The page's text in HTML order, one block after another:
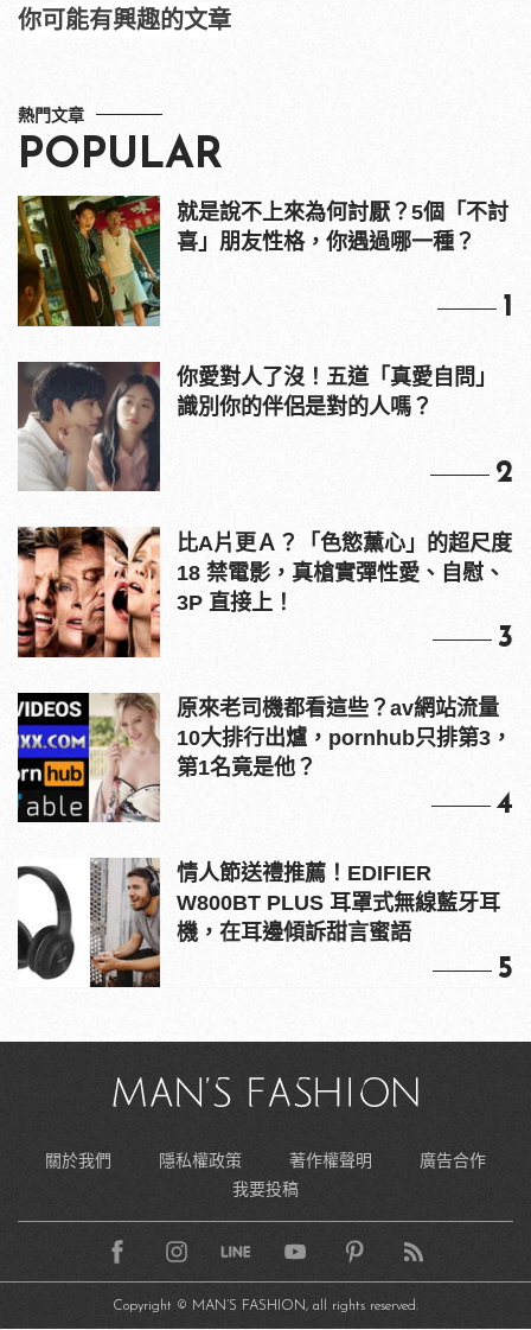
你可能有興趣的文章
熱門文章
POPULAR
就是說不上來為何討厭？5個「不討
喜」朋友性格，你遇過哪一種？
1
你愛對人了沒！五道「真愛自問」
識別你的伴侶是對的人嗎？
2
比A片更Ａ？「色慾薰心」的超尺度
18 禁電影，真槍實彈性愛、自慰、
3P 直接上！
3
原來老司機都看這些？av網站流量
10大排行出爐，pornhub只排第3，
第1名竟是他？
4
情人節送禮推薦！EDIFIER
W800BT PLUS 耳罩式無線藍牙耳
機，在耳邊傾訴甜言蜜語
5
關於我們 隱私權政策 著作權聲明
廣告合作
我要投稿
Copyright © MAN’S FASHION, all rights reserved.